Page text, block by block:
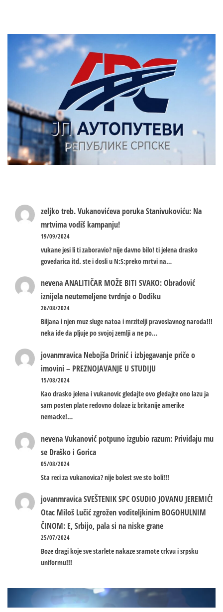
zeljko treb.Vukanovićeva poruka Stanivukoviću: Na
mrtvima vodiš kampanju!
19/09/2024
vukane jesi li ti zaboravio? nije davno bilo! ti jelena drasko
govedarica itd. ste i dosli u N:S:preko mrtvi na…
nevenaANALITIČAR MOŽE BITI SVAKO: Obradović
iznijela neutemeljene tvrdnje o Dodiku
26/08/2024
Biljana i njen muz sluge natoa i mrzitelji pravoslavnog naroda!!!
neka ide da pljuje po svojoj zemlji a ne po…
jovanmravica Nebojša Drinić i izbjegavanje priče o
imovini – PREZNOJAVANJE U STUDIJU
15/08/2024
Kao drasko jelena i vukanovic gledajte ovo gledajte ono lazu ja
sam posten plate redovno dolaze iz britanije amerike
nemacke!…
nevenaVukanović potpuno izgubio razum: Priviđaju mu
se Draško i Gorica
05/08/2024
Sta reci za vukanovica? nije bolest sve sto boli!!!
jovanmravicaSVEŠTENIK SPC OSUDIO JOVANU JEREMIĆ!
Otac Miloš Lučić zgrožen voditeljkinim BOGOHULNIM
ČINOM: E, Srbijo, pala si na niske grane
25/07/2024
Boze dragi koje sve starlete nakaze sramote crkvu i srpsku
uniformu!!!